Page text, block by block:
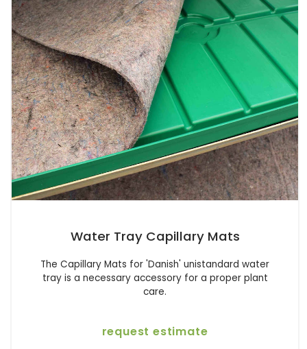
Water Tray Capillary Mats
The Capillary Mats for 'Danish' unistandard water
tray is a necessary accessory for a proper plant
care.
request estimate